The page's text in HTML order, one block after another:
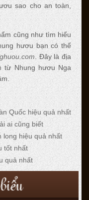
sao cho an toàn,
cũng như tìm hiểu
hươu bạn có thể
. Đây là địa
từ Nhung hươu Nga
Quốc hiệu quả nhất
ai cũng biết
long hiệu quả nhất
tốt nhất
quả nhất